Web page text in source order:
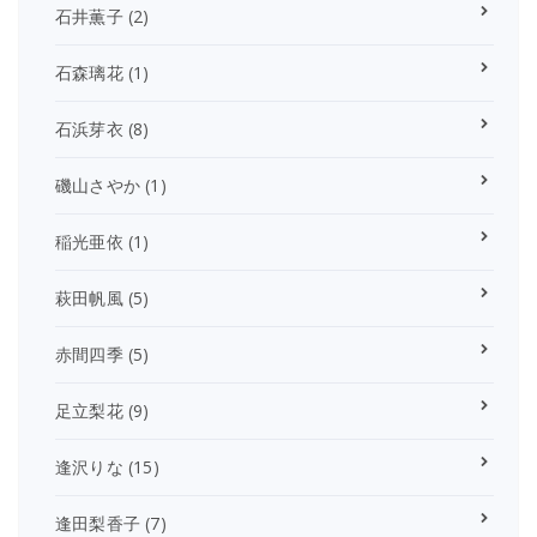
石井薫子(2)
石森璃花(1)
石浜芽衣 (8)
磯山さやか (1)
稲光亜依 (1)
萩田帆風(5)
赤間四季(5)
足立梨花(9)
逢沢りな (15)
逢田梨香子 (7)